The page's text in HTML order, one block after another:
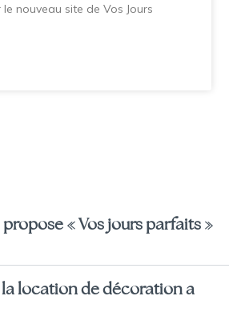
le nouveau site de Vos Jours
« Vos jours parfaits »
la location de décoration a